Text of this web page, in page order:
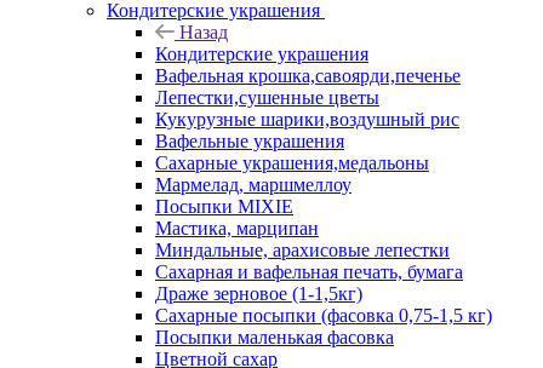
Кондитерские украшения
Назад
Кондитерские украшения
Вафельная крошка,савоярди,печенье
Лепестки,сушенные цветы
Кукурузные шарики,воздушный рис
Вафельные украшения
Сахарные украшения,медальоны
Мармелад, маршмеллоу
Посыпки MIXIE
Мастика, марципан
Миндальные, арахисовые лепестки
Сахарная и вафельная печать, бумага
Драже зерновое (1-1,5кг)
Сахарные посыпки (фасовка 0,75-1,5 кг)
Посыпки маленькая фасовка
Цветной сахар